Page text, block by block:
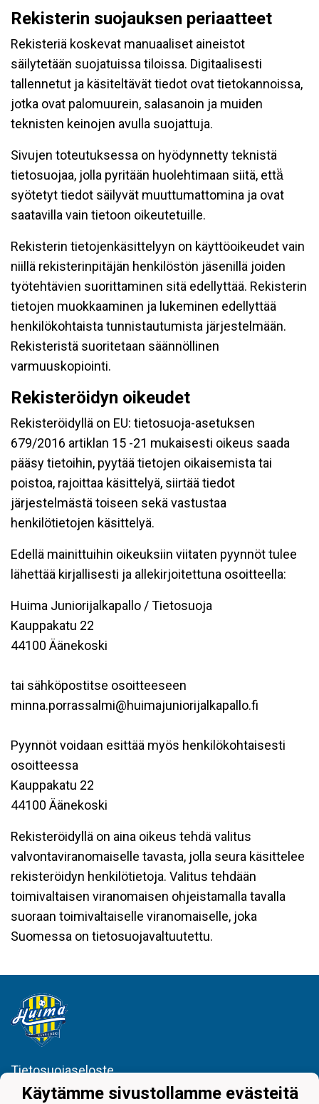
Rekisterin suojauksen periaatteet
Rekisteriä koskevat manuaaliset aineistot
säilytetään suojatuissa tiloissa. Digitaalisesti
tallennetut ja käsiteltävät tiedot ovat tietokannoissa,
jotka ovat palomuurein, salasanoin ja muiden
teknisten keinojen avulla suojattuja.
Sivujen toteutuksessa on hyödynnetty teknistä
tietosuojaa, jolla pyritään huolehtimaan siitä, että̈
syötetyt tiedot säilyvät muuttumattomina ja ovat
saatavilla vain tietoon oikeutetuille.
Rekisterin tietojenkäsittelyyn on käyttöoikeudet vain
niillä rekisterinpitäjän henkilöstön jäsenillä joiden
työtehtävien suorittaminen sitä edellyttää. Rekisterin
tietojen muokkaaminen ja lukeminen edellyttää
henkilökohtaista tunnistautumista järjestelmään.
Rekisteristä suoritetaan säännöllinen
varmuuskopiointi.
Rekisteröidyn oikeudet
Rekisteröidyllä on EU: tietosuoja-asetuksen
679/2016 artiklan 15 -21 mukaisesti oikeus saada
pääsy tietoihin, pyytää tietojen oikaisemista tai
poistoa, rajoittaa käsittelyä, siirtää tiedot
järjestelmästä toiseen sekä vastustaa
henkilötietojen käsittelyä.
Edellä mainittuihin oikeuksiin viitaten pyynnöt tulee
lähettää kirjallisesti ja allekirjoitettuna osoitteella:
Huima Juniorijalkapallo / Tietosuoja
Kauppakatu 22
44100 Äänekoski
tai sähköpostitse osoitteeseen
minna.porrassalmi@huimajuniorijalkapallo.fi
Pyynnöt voidaan esittää myös henkilökohtaisesti
osoitteessa
Kauppakatu 22
44100 Äänekoski
Rekisteröidyllä on aina oikeus tehdä valitus
valvontaviranomaiselle tavasta, jolla seura käsittelee
rekisteröidyn henkilötietoja. Valitus tehdään
toimivaltaisen viranomaisen ohjeistamalla tavalla
suoraan toimivaltaiselle viranomaiselle, joka
Suomessa on tietosuojavaltuutettu.
Tietosuojaseloste
Käytämme sivustollamme evästeitä